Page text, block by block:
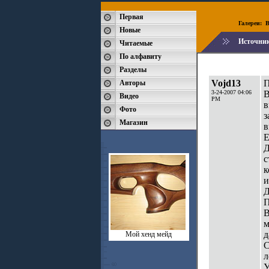
Первая
Новые
Читаемые
По алфавиту
Разделы
Авторы
Видео
Фото
Магазин
Мой хенд мейд
Галереи:
Vojd13
3-24-2007 04:06
PM